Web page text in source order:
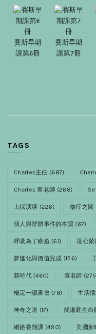
賽斯早期
課第6冊
賽斯早期
課第7冊
TAGS
Charles主任 (687)
Charles 查老師 (268)
上課演講 (226) 修行之間
個人與群體事件的本質 (67)
呼吸為了療癒 (61) 境心紫
夢進化與價值完成 (156)
新時代(460) 查老師
楊定一讀書會 (78) 生活
神奇之道 (17) 簡湘庭生命
網路賽斯課 (490) 美國新